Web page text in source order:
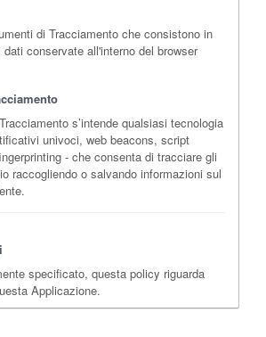
di Tracciamento che consistono in
conservate all'interno del browser
s’intende qualsiasi tecnologia
univoci, web beacons, script
- che consenta di tracciare gli
raccogliendo o salvando informazioni sul
specificato, questa policy riguarda
Applicazione.